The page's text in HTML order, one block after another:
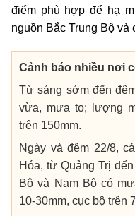
điểm phù hợp để hạ
nguồn Bắc Trung Bộ và
Cảnh báo nhiều nơi
Từ sáng sớm đến
vừa, mưa to; lượng
trên 150mm.
Ngày và đêm 22/8,
Hóa, từ Quảng Trị
Bộ và Nam Bộ có
10-30mm, cục bộ trên